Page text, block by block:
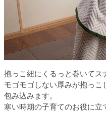
抱っこ紐にくるっと巻いてス
モゴモゴしない厚みが抱っ
包み込みます。
寒い時期の子育てのお役に立